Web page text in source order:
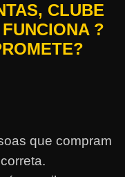
CLUBE
?
que compram